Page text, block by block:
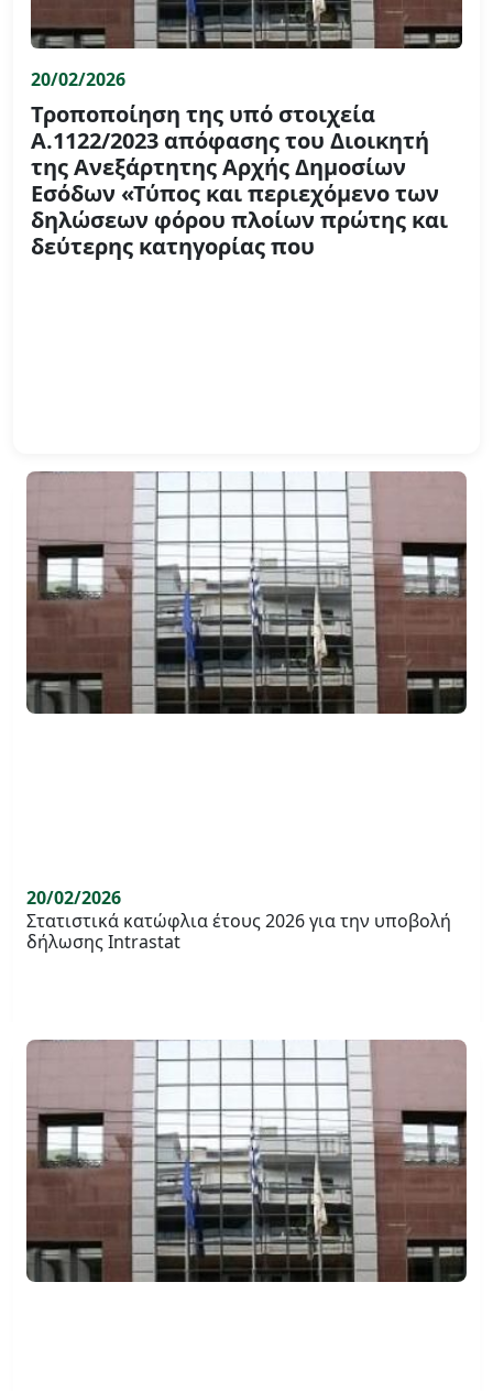
20/02/2026
Τροποποίηση της υπό στοιχεία
Α.1122/2023 απόφασης του Διοικητή
της Ανεξάρτητης Αρχής Δημοσίων
Εσόδων «Τύπος και περιεχόμενο των
δηλώσεων φόρου πλοίων πρώτης και
δεύτερης κατηγορίας που
(Β΄4976, διορθ. Σφαλμ. Β΄5099))
20/02/2026
Στατιστικά κατώφλια έτους 2026 για την υποβολή
δήλωσης Intrastat